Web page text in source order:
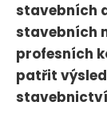
stavebních
stavebních
profesních
patřit